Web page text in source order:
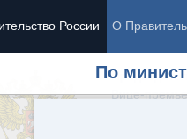
России О
По
Вице-